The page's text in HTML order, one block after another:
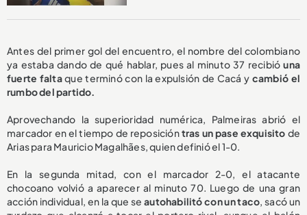
Antes del primer gol del encuentro, el nombre del colombiano
ya estaba dando de qué hablar, pues al minuto 37 recibióuna
fuerte faltaque terminó con la expulsión de Cacá y cambió el
rumbo del partido.
Aprovechando la superioridad numérica, Palmeiras abrió el
marcador en el tiempo de reposicióntras un pase exquisito de
Arias para Mauricio Magalhães, quien definió el 1-0.
En la segunda mitad, con el marcador 2-0, el atacante
chocoano volvió a aparecer al minuto 70. Luego de una gran
acción individual, en la que seautohabilitó con un taco, sacó un